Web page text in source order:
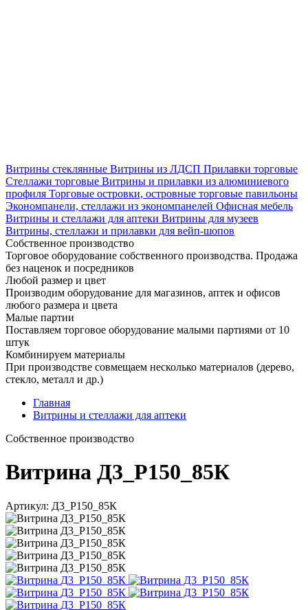
Витрины стеклянные Витрины из ЛДСП Прилавки торговые
Стеллажи торговые Витрины и прилавки из алюминиевого
профиля Торговые островки, островные торговые павильоны
Экономпанели, стеллажи из экономпанелей Офисная мебель
Витрины и стеллажи для аптеки Витрины для музеев
Витрины, стеллажи и прилавки для вейп-шопов
Собственное производство
Торговое оборудование собственного производства. Продажа
без наценок и посредников
Любой размер и цвет
Производим оборудование для магазинов, аптек и офисов
любого размера и цвета
Малые партии
Поставляем торговое оборудование малыми партиями от 10
штук
Комбинируем материалы
При производстве совмещаем несколько материалов (дерево,
стекло, металл и др.)
Главная
Витрины и стеллажи для аптеки
Cобственное производство
Витрина Д3_Р150_85К
Артикул: Д3_Р150_85К